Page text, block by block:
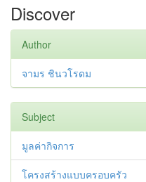
Discover
Author
จามร ชินวโรดม
Subject
มูลค่ากิจการ
โครงสร้างแบบครอบครัว